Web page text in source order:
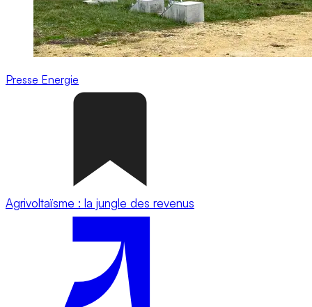
Presse Energie
Agrivoltaïsme : la jungle des revenus